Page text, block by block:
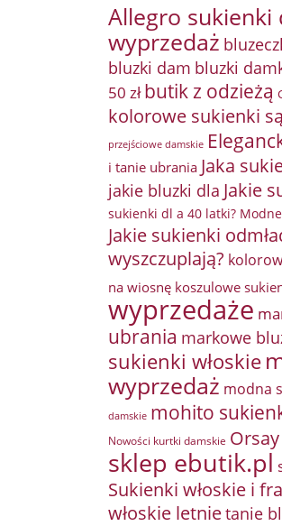
Allegro sukienki
wyprzedaż
bluzki dam bluzki
50 zł butik z odzieżą
kolorowe sukienki
przejściowe damskie
i tanie ubrania Jaka
jakie bluzki dla Jakie
sukienki dl a 40 latki?
Jakie sukienki
wyszczuplają?
na wiosnę koszulowe
wyprzedaże
ubrania markowe
sukienki włoskie
wyprzedaż modna
damskie mohito
Nowości kurtki damskie
sklep ebutik.pl
Sukienki włoskie i
włoskie letnietanie